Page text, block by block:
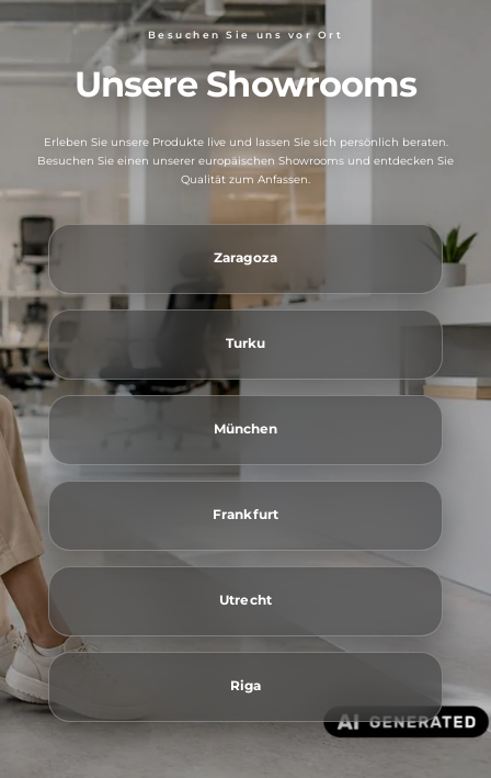
Besuchen Sie uns vor Ort
Unsere Showrooms
Erleben Sie unsere Produkte live und lassen Sie sich persönlich beraten.
Besuchen Sie einen unserer europäischen Showrooms und entdecken Sie
Qualität zum Anfassen.
Zaragoza
Turku
München
Frankfurt
Utrecht
Riga